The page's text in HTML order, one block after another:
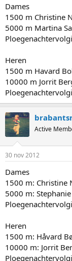
Dames
1500 m Christine
5000 m Martina
Heren
1500 m Havard
10000 m Jorrit
Active
30 nov 2012
Dames
1500 m: Christine
5000 m:
Heren
1500 m: Håvard
10000 m: Jorrit